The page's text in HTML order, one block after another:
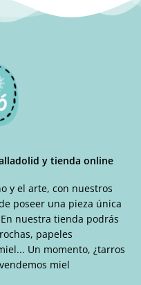
y tienda online
y el arte, con nuestros
poseer una pieza única
nuestra tienda podrás
papeles
Un momento, ¿tarros
miel